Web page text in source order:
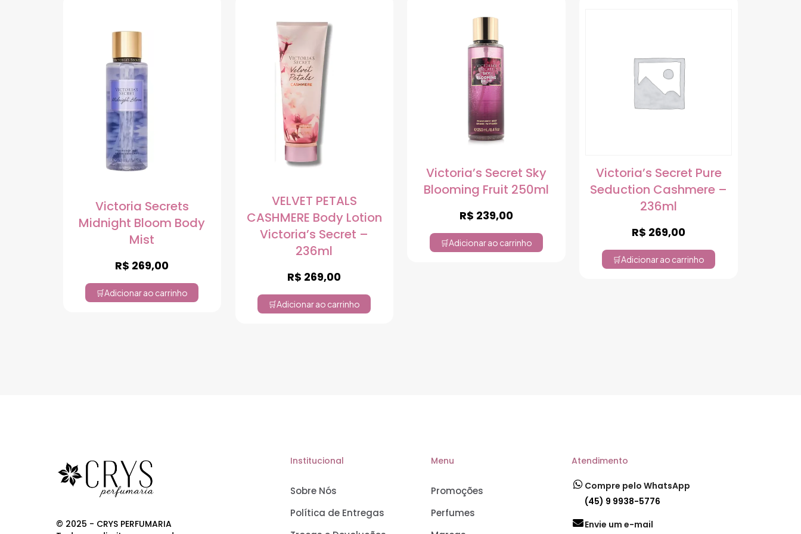
Victoria Secrets
Midnight Bloom Body
Mist
R$ 269,00
Adicionar ao carrinho
VELVET PETALS
CASHMERE Body Lotion
Victoria’s Secret –
236ml
R$ 269,00
Adicionar ao carrinho
Victoria’s Secret Sky
Blooming Fruit 250ml
R$ 239,00
Adicionar ao carrinho
Victoria’s Secret Pure
Seduction Cashmere –
236ml
R$ 269,00
Adicionar ao carrinho
© 2025 - CRYS PERFUMARIA
Institucional
Sobre Nós
Política de Entregas
Menu
Promoções
Perfumes
Atendimento
Compre pelo WhatsApp
(45) 9 9938-5776
Envie um e-mail